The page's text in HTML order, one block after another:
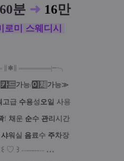
60분 ➜ 16만
미 스웨디시
✱ ═══════|╾╮
카드 가능/이 체 가능≫
고 급 수용성 오 일 사용
! 채 운 순수 관리 시간
샤워 실 음료 수 주차장
꒰ ♡ ꒱ --------- …